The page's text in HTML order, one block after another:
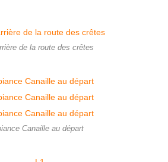
de la route des crêtes
Canaille au départ